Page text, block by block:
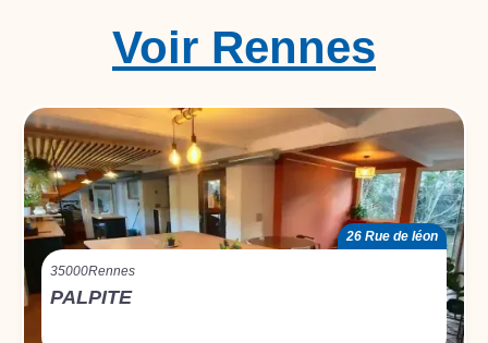
Rennes
Voir
26 Rue de léon
35000Rennes
PALPITE